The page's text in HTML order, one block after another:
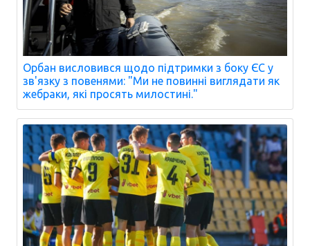
Орбан висловився щодо підтримки з боку ЄС у
зв'язку з повенями: "Ми не повинні виглядати як
жебраки, які просять милостині."